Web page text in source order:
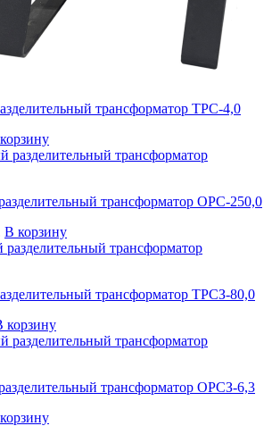
трансформатор ТРС-4,0
трансформатор ОРС-250,0
В корзину
трансформатор ТРСЗ-80,0
корзину
трансформатор ОРСЗ-6,3